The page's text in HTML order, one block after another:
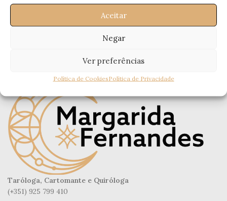
Aceitar
Negar
Ver preferências
Política de CookiesPolítica de Privacidade
Related projects
Accessories
Imperdiet mauris a nontin
Taróloga, Cartomante e Quiróloga
(+351) 925 799 410